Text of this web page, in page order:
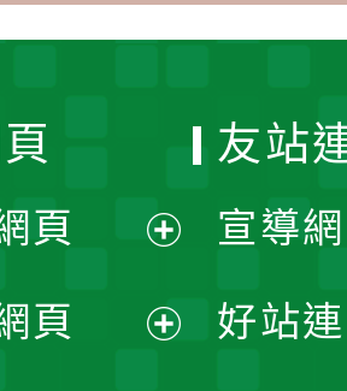
頁
開
頁
友站
宣導
好站